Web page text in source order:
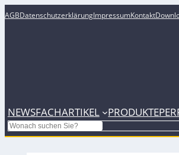
AGBDatenschutzerklärungImpressumKontakt
NEWSFACHARTIKEL PRODUKTE
Search